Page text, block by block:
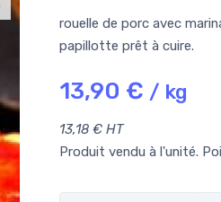
rouelle de porc avec
papillotte prêt à cuire.
13,90 € / kg
13,18 € HT
Produit vendu à l'unité.